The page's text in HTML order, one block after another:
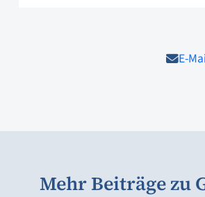
E-
Mehr Beiträge zu